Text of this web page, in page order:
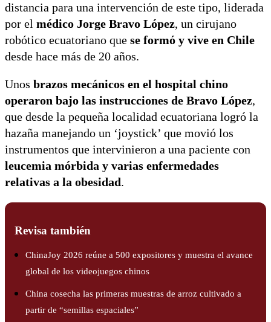
distancia para una intervención de este tipo, liderada
por el médico Jorge Bravo López, un cirujano
robótico ecuatoriano que se formó y vive en Chile
desde hace más de 20 años.
Unos brazos mecánicos en el hospital chino
operaron bajo las instrucciones de Bravo López,
que desde la pequeña localidad ecuatoriana logró la
hazaña manejando un ‘joystick’ que movió los
instrumentos que intervinieron a una paciente con
leucemia mórbida y varias enfermedades
relativas a la obesidad.
Revisa también
ChinaJoy 2026 reúne a 500 expositores y muestra el avance
global de los videojuegos chinos
China cosecha las primeras muestras de arroz cultivado a
partir de “semillas espaciales”